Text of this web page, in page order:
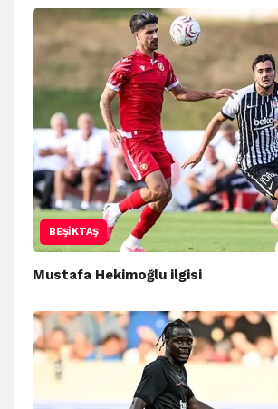
BEŞIKTAŞ
Mustafa Hekimoğlu ilgisi